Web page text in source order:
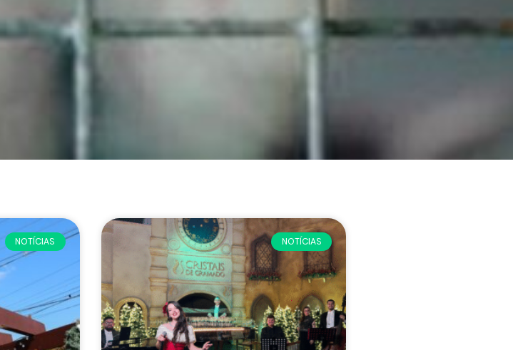
NOTÍCIAS NOTÍCIAS